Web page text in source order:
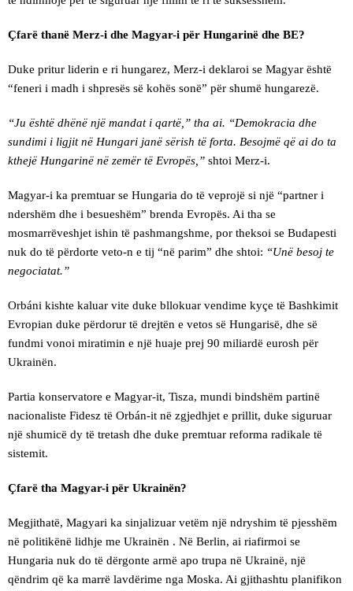
Çfarë thanë Merz-i dhe Magyar-i për Hungarinë dhe BE?
Duke pritur liderin e ri hungarez, Merz-i deklaroi se Magyar është
“feneri i madh i shpresës së kohës sonë” për shumë hungarezë.
“Ju është dhënë një mandat i qartë,” tha ai. “Demokracia dhe
sundimi i ligjit në Hungari janë sërish të forta. Besojmë që ai do ta
kthejë Hungarinë në zemër të Evropës,” shtoi Merz-i.
Magyar-i ka premtuar se Hungaria do të veprojë si një “partner i
ndershëm dhe i besueshëm” brenda Evropës. Ai tha se
mosmarrëveshjet ishin të pashmangshme, por theksoi se Budapesti
nuk do të përdorte veto-n e tij “në parim” dhe shtoi: “Unë besoj te
negociatat.”
Orbáni kishte kaluar vite duke bllokuar vendime kyçe të Bashkimit
Evropian duke përdorur të drejtën e vetos së Hungarisë, dhe së
fundmi vonoi miratimin e një huaje prej 90 miliardë eurosh për
Ukrainën.
Partia konservatore e Magyar-it, Tisza, mundi bindshëm partinë
nacionaliste Fidesz të Orbán-it në zgjedhjet e prillit, duke siguruar
një shumicë dy të tretash dhe duke premtuar reforma radikale të
sistemit.
Çfarë tha Magyar-i për Ukrainën?
Megjithatë, Magyari ka sinjalizuar vetëm një ndryshim të pjesshëm
në politikënë lidhje me Ukrainën . Në Berlin, ai riafirmoi se
Hungaria nuk do të dërgonte armë apo trupa në Ukrainë, një
qëndrim që ka marrë lavdërime nga Moska. Ai gjithashtu planifikon